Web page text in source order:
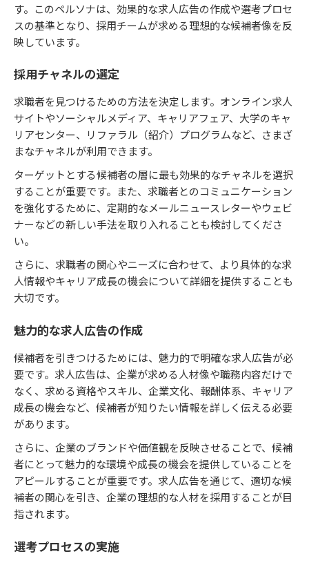
す。このペルソナは、効果的な求人広告の作成や選考プロセ
スの基準となり、採用チームが求める理想的な候補者像を反
映しています。
採用チャネルの選定
求職者を見つけるための方法を決定します。オンライン求人
サイトやソーシャルメディア、キャリアフェア、大学のキャ
リアセンター、リファラル（紹介）プログラムなど、さまざ
まなチャネルが利用できます。
ターゲットとする候補者の層に最も効果的なチャネルを選択
することが重要です。また、求職者とのコミュニケーション
を強化するために、定期的なメールニュースレターやウェビ
ナーなどの新しい手法を取り入れることも検討してくださ
い。
さらに、求職者の関心やニーズに合わせて、より具体的な求
人情報やキャリア成長の機会について詳細を提供することも
大切です。
魅力的な求人広告の作成
候補者を引きつけるためには、魅力的で明確な求人広告が必
要です。求人広告は、企業が求める人材像や職務内容だけで
なく、求める資格やスキル、企業文化、報酬体系、キャリア
成長の機会など、候補者が知りたい情報を詳しく伝える必要
があります。
さらに、企業のブランドや価値観を反映させることで、候補
者にとって魅力的な環境や成長の機会を提供していることを
アピールすることが重要です。求人広告を通じて、適切な候
補者の関心を引き、企業の理想的な人材を採用することが目
指されます。
選考プロセスの実施